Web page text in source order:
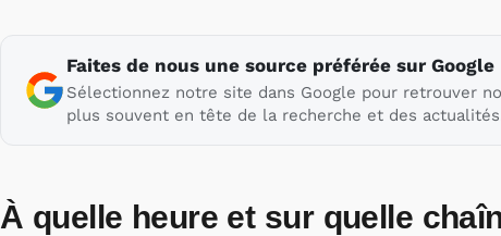
Faites de nous une source préférée sur Google
Sélectionnez notre site dans Google pour retrouver
plus souvent en tête de la recherche et des
À quelle heure et sur quelle